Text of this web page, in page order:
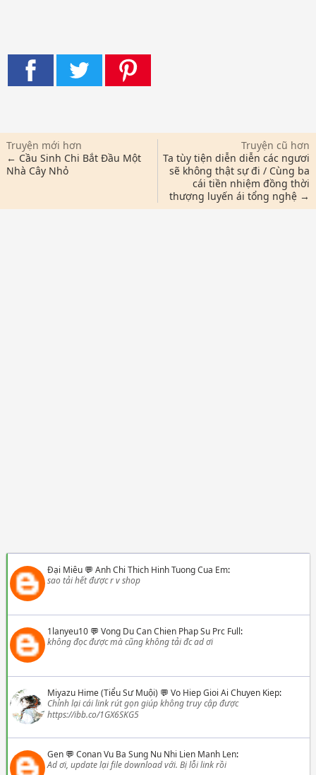
Truyện mới hơn
← Cầu Sinh Chi Bắt Đầu Một
Nhà Cây Nhỏ
Truyện cũ hơn
Ta tùy tiện diễn diễn các ngươi
sẽ không thật sự đi / Cùng ba
cái tiền nhiệm đồng thời
thượng luyến ái tổng nghệ →
Đại Miêu💬 Anh Chi Thich Hinh Tuong Cua Em:
sao tải hết được r v shop
1lanyeu10💬 Vong Du Can Chien Phap Su Prc Full:
không đọc được mà cũng không tải đc ad ơi
Miyazu Hime (Tiểu Sư Muội) 💬 Vo Hiep Gioi Ai Chuyen Kiep:
Chỉnh lại cái link rút gọn giúp không truy cập được
https://ibb.co/1GX6SKG5
Gen💬 Conan Vu Ba Sung Nu Nhi Lien Manh Len:
Ad ơi, update lại file download với. Bị lỗi link rồi